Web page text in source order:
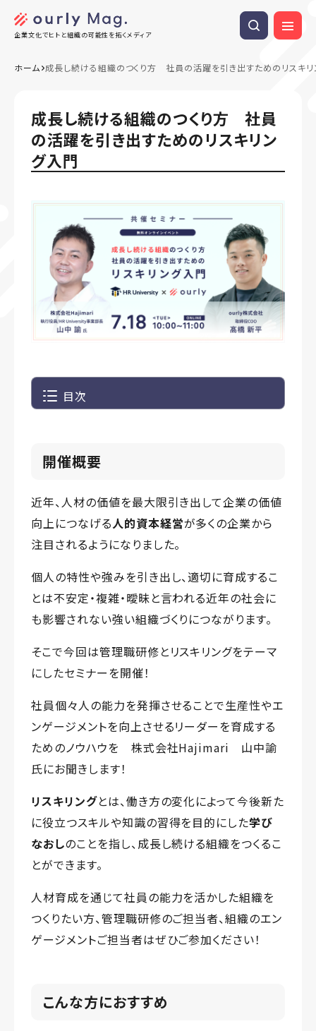
企業文化でヒトと組織の可能性を拓くメディア
ホーム 成長し続ける組織のつくり方 社員の活躍を引き出すためのリスキ
成長し続ける組織のつくり方 社員
の活躍を引き出すためのリスキリン
グ入門
目次
開催概要
近年、人材の価値を最大限引き出して企業の価値
向上につなげる人的資本経営が多くの企業から
注目されるようになりました。
個人の特性や強みを引き出し、適切に育成するこ
とは不安定・複雑・曖昧と言われる近年の社会に
も影響されない強い組織づくりにつながります。
そこで今回は管理職研修とリスキリングをテーマ
にしたセミナーを開催！
社員個々人の能力を発揮させることで生産性やエ
ンゲージメントを向上させるリーダーを育成する
ためのノウハウを 株式会社Hajimari 山中諭
氏にお聞きします！
リスキリングとは、働き方の変化によって今後新た
に役立つスキルや知識の習得を目的にした学び
なおしのことを指し、成長し続ける組織をつくるこ
とができます。
人材育成を通じて社員の能力を活かした組織を
つくりたい方、管理職研修のご担当者、組織のエン
ゲージメントご担当者はぜひご参加ください！
こんな方におすすめ